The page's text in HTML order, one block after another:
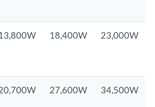
18,400W 23,000W
27,600W 34,500W